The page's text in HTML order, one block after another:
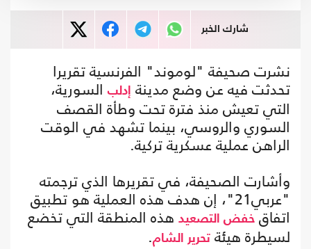
شارك الخبر
نشرت صحيفة "لوموند" الفرنسية تقريرا
تحدثت فيه عن وضع مدينة إدلب السورية،
التي تعيش منذ فترة تحت وطأة القصف
السوري والروسي، بينما تشهد في الوقت
الراهن عملية عسكرية تركية.
وأشارت الصحيفة، في تقريرها الذي ترجمته
"عربي21"، إن هدف هذه العملية هو تطبيق
اتفاقخفض التصعيد هذه المنطقة التي تخضع
لسيطرة هيئة تحرير الشام.